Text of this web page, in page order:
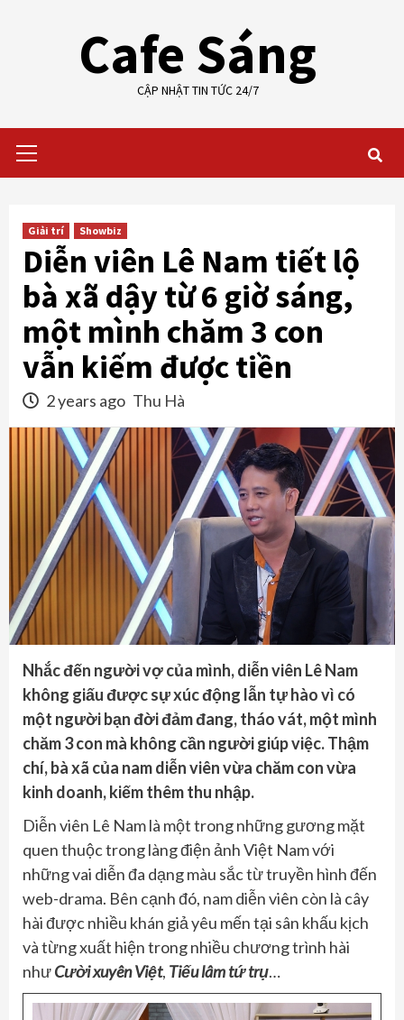
Cafe Sáng
CẬP NHẬT TIN TỨC 24/7
Menu
Giải trí Showbiz
Diễn viên Lê Nam tiết lộ
bà xã dậy từ 6 giờ sáng,
một mình chăm 3 con
vẫn kiếm được tiền
2 years ago Thu Hà
Nhắc đến người vợ của mình, diễn viên Lê Nam
không giấu được sự xúc động lẫn tự hào vì có
một người bạn đời đảm đang, tháo vát, một mình
chăm 3 con mà không cần người giúp việc. Thậm
chí, bà xã của nam diễn viên vừa chăm con vừa
kinh doanh, kiếm thêm thu nhập.
Diễn viên Lê Nam là một trong những gương mặt
quen thuộc trong làng điện ảnh Việt Nam với
những vai diễn đa dạng màu sắc từ truyền hình đến
web-drama. Bên cạnh đó, nam diễn viên còn là cây
hài được nhiều khán giả yêu mến tại sân khấu kịch
và từng xuất hiện trong nhiều chương trình hài
nhưCười xuyên Việt, Tiếu lâm tứ trụ…